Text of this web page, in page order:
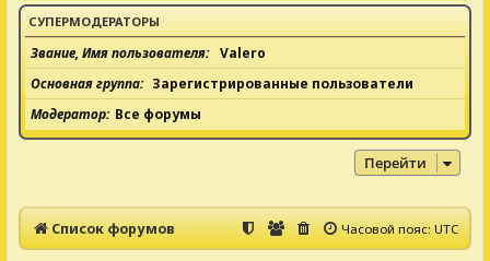
СУПЕРМОДЕРАТОРЫ
Звание, Имя пользователя
Valero
Основная группа
Зарегистрированные пользователи
Модератор Все форумы
Перейти
Список форумов Часовой пояс:UTC